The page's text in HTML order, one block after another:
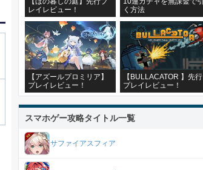
レイレビュー！
く方法
【アズールプロミリア】
プレイレビュー！
【BULLACATOR 】先行
プレイレビュー！
スマホゲー攻略タイトル一覧
サファイアスフィア